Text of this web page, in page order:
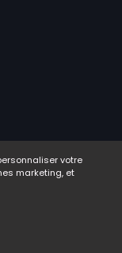
votre
marketing, et